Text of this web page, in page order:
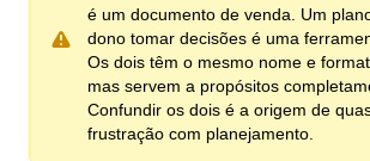
é um documento de venda. Um
dono tomar decisões é uma
Os dois têm o mesmo nome e
mas servem a propósitos
Confundir os dois é a origem de
frustração com planejamento.